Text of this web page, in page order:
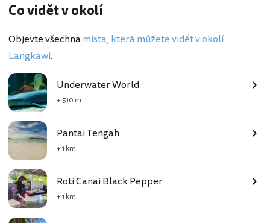
Co vidět v okolí
Objevte všechnamísta, která můžete vidět v okolí
Langkawi.
Underwater World
+ 510 m
Pantai Tengah
+ 1 km
Roti Canai Black Pepper
+ 1 km